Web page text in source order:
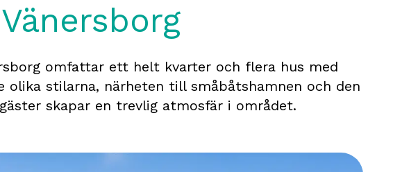
omfattar ett helt kvarter och flera hus med
olika stilarna, närheten till småbåtshamnen och den
skapar en trevlig atmosfär i området.